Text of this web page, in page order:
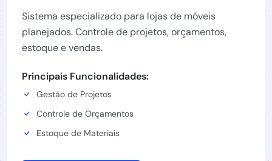
Sistema especializado para lojas de móveis
planejados. Controle de projetos, orçamentos,
estoque e vendas.
Principais Funcionalidades:
Gestão de Projetos
Controle de Orçamentos
Estoque de Materiais